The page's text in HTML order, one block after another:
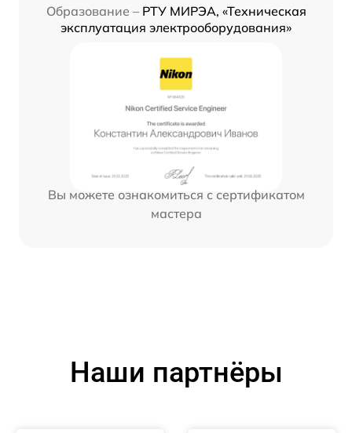
Образование – РТУ МИРЭА, «Техническая
эксплуатация электрооборудования»
Вы можете ознакомиться с сертификатом
мастера
Наши партнёры